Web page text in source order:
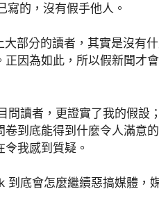
的，沒有假手他人。
部分的讀者，其實是沒有
因為如此，所以假新聞才
讀者，更證實了我的假設
到底能得到什麼令人滿意
我感到質疑。
底會怎麼繼續惡搞媒體，